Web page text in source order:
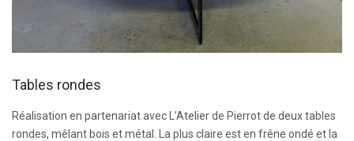
Tables rondes
Réalisation en partenariat avec L’Atelier de Pierrot de deux tables
rondes, mêlant bois et métal. La plus claire est en frêne ondé et la